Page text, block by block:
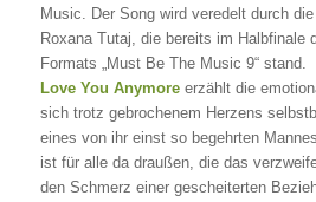
Music. Der Song wird veredelt durch
Roxana Tutaj, die bereits im Halbfinale
Formats „Must Be The Music 9“ stand.
Love You Anymoreerzählt die
sich trotz gebrochenem Herzens
eines von ihr einst so begehrten
ist für alle da draußen, die das
den Schmerz einer gescheiterten